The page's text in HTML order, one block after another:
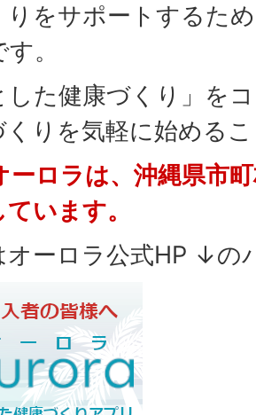
りをサポートするた
。
した健康づくり」を
くりを気軽に始める
ーロラは、沖縄県市
います。
オーロラ公式HP ↓の